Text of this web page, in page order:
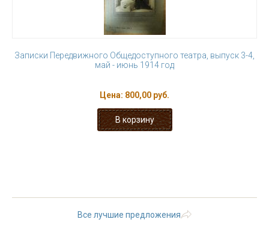
Записки Передвижного Общедоступного театра, выпуск 3-4,
май - июнь 1914 год
Цена: 800,00 руб.
Все лучшие предложения